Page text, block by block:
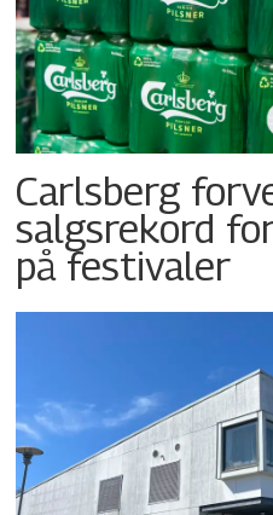
Carlsberg
salgsrekord
på festivaler